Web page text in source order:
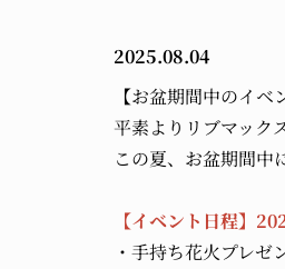
2025.08.04
【お盆期間中のイベ
平素よりリブマック
この夏、お盆期間中
【イベント日程】
・手持ち花火プレゼ